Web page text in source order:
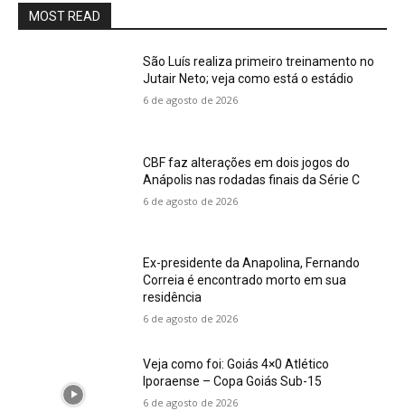
MOST READ
São Luís realiza primeiro treinamento no
Jutair Neto; veja como está o estádio
6 de agosto de 2026
CBF faz alterações em dois jogos do
Anápolis nas rodadas finais da Série C
6 de agosto de 2026
Ex-presidente da Anapolina, Fernando
Correia é encontrado morto em sua
residência
6 de agosto de 2026
Veja como foi: Goiás 4×0 Atlético
Iporaense – Copa Goiás Sub-15
6 de agosto de 2026